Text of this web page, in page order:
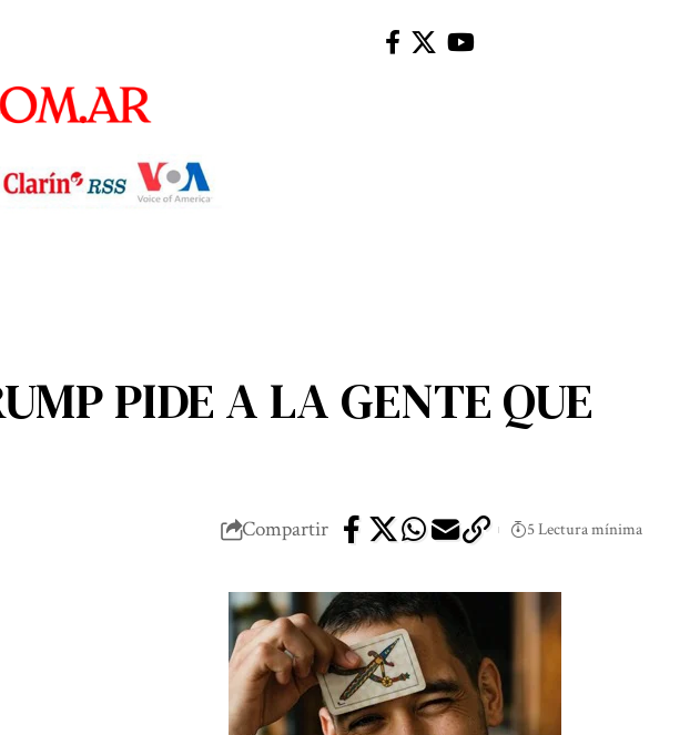
PIDE A LA GENTE QUE
Compartir 5 Lectura mínima